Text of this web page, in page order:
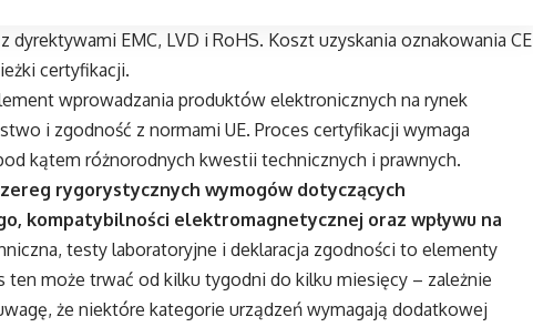
dyrektywami EMC, LVD i RoHS. Koszt uzyskania oznakowania CE
certyfikacji.
wprowadzania produktów elektronicznych na rynek
i zgodność z normami UE. Proces certyfikacji wymaga
kątem różnorodnych kwestii technicznych i prawnych.
rygorystycznych wymogów dotyczących
kompatybilności elektromagnetycznej oraz wpływu na
testy laboratoryjne i deklaracja zgodności to elementy
ten może trwać od kilku tygodni do kilku miesięcy – zależnie
że niektóre kategorie urządzeń wymagają dodatkowej